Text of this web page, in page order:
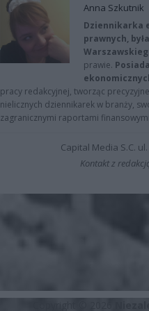
Anna Szkutnik
Dziennikarka
prawnych,
prawie.
pracy redakcyjnej, tworząc
nielicznych dziennikarek w branży,
zagranicznymi raportami
Capital Media S.C.
Kontakt z